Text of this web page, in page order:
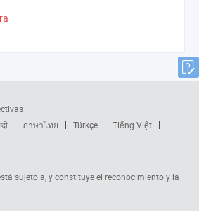
ภาษาไทย Türkçe
Tiếng Việt
sujeto a, y constituye el reconocimiento y la